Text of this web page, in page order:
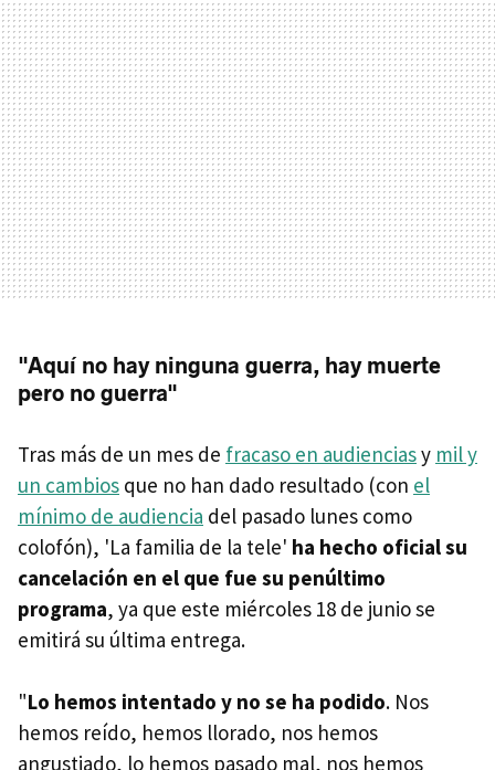
"Aquí no hay ninguna guerra, hay muerte
pero no guerra"
Tras más de un mes de fracaso en audienciasy mil y
un cambios que no han dado resultado (con el
mínimo de audiencia del pasado lunes como
colofón), 'La familia de la tele' ha hecho oficial su
cancelación en el que fue su penúltimo
programa, ya que este miércoles 18 de junio se
emitirá su última entrega.
"Lo hemos intentado y no se ha podido. Nos
hemos reído, hemos llorado, nos hemos
angustiado, lo hemos pasado mal, nos hemos